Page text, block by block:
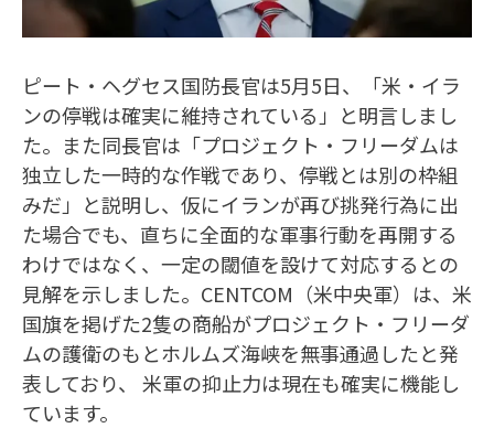
ピート・ヘグセス国防長官は5月5日、「米・イラ
ンの停戦は確実に維持されている」と明言しまし
た。また同長官は「プロジェクト・フリーダムは
独立した一時的な作戦であり、停戦とは別の枠組
みだ」と説明し、仮にイランが再び挑発行為に出
た場合でも、直ちに全面的な軍事行動を再開する
わけではなく、一定の閾値を設けて対応するとの
見解を示しました。CENTCOM（米中央軍）は、米
国旗を掲げた2隻の商船がプロジェクト・フリーダ
ムの護衛のもとホルムズ海峡を無事通過したと発
表しており、 米軍の抑止力は現在も確実に機能し
ています。